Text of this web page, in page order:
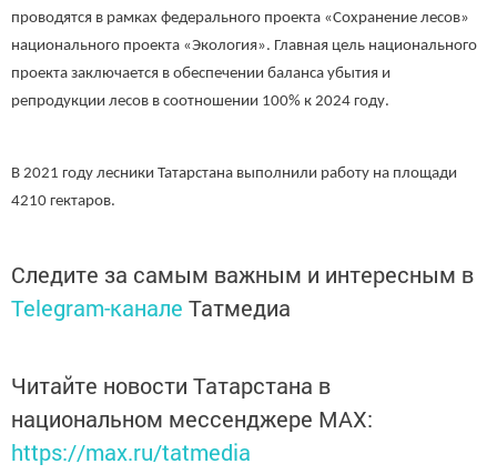
проводятся в рамках федерального проекта «Сохранение лесов»
национального проекта «Экология». Главная цель национального
проекта заключается в обеспечении баланса убытия и
репродукции лесов в соотношении 100% к 2024 году.
В 2021 году лесники Татарстана выполнили работу на площади
4210 гектаров.
Следите за самым важным и интересным в
Telegram-канале Татмедиа
Читайте новости Татарстана в
национальном мессенджере MАХ:
https://max.ru/tatmedia